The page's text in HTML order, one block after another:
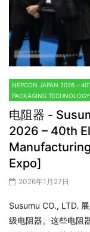
NEPCON JAPAN 2026 –
PACKAGING
电阻器 -
2026 – 40th
Expo]
2026年1月27日
Susumu CO., LTD.
级电阻器。这些电阻